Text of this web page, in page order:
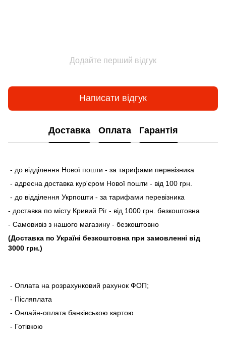
Додайте перший відгук
Написати відгук
Доставка Оплата Гарантія
- до відділення Нової пошти - за тарифами перевізника
- адресна доставка кур'єром Нової пошти - від 100 грн.
- до відділення Укрпошти - за тарифами перевізника
- доставка по місту Кривий Ріг - від 1000 грн. безкоштовна
- Самовивіз з нашого магазину - безкоштовно
(Доставка по Україні безкоштовна при замовленні від
3000 грн.)
- Оплата на розрахунковий рахунок ФОП;
- Післяплата
- Онлайн-оплата банківською картою
- Готівкою